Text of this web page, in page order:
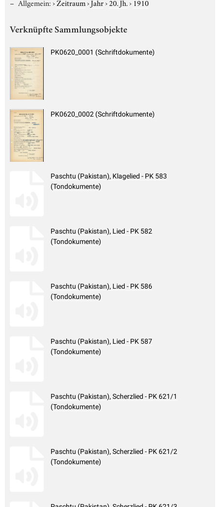
Allgemein:›Zeitraum›Jahr›20. Jh.› 1910
Verknüpfte Sammlungsobjekte
PK0620_0001 (Schriftdokumente)
PK0620_0002 (Schriftdokumente)
Paschtu (Pakistan), Klagelied - PK 583
(Tondokumente)
Paschtu (Pakistan), Lied - PK 582
(Tondokumente)
Paschtu (Pakistan), Lied - PK 586
(Tondokumente)
Paschtu (Pakistan), Lied - PK 587
(Tondokumente)
Paschtu (Pakistan), Scherzlied - PK 621/1
(Tondokumente)
Paschtu (Pakistan), Scherzlied - PK 621/2
(Tondokumente)